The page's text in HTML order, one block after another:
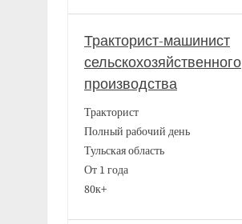
Тракторист-машинист
сельскохозяйственного
производства
Тракторист
Полный рабочий день
Тульская область
От 1 года
80к+